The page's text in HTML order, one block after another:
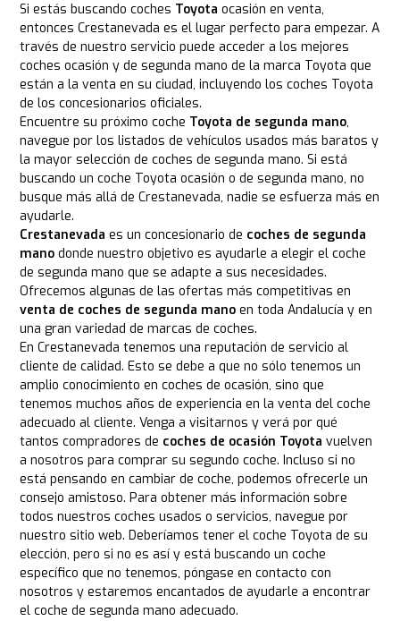
Si estás buscando coches Toyota ocasión en venta,
entonces Crestanevada es el lugar perfecto para empezar. A
través de nuestro servicio puede acceder a los mejores
coches ocasión y de segunda mano de la marca Toyota que
están a la venta en su ciudad, incluyendo los coches Toyota
de los concesionarios oficiales.
Encuentre su próximo coche Toyota de segunda mano,
navegue por los listados de vehículos usados más baratos y
la mayor selección de coches de segunda mano. Si está
buscando un coche Toyota ocasión o de segunda mano, no
busque más allá de Crestanevada, nadie se esfuerza más en
ayudarle.
Crestanevada es un concesionario de coches de segunda
mano donde nuestro objetivo es ayudarle a elegir el coche
de segunda mano que se adapte a sus necesidades.
Ofrecemos algunas de las ofertas más competitivas en
venta de coches de segunda mano en toda Andalucía y en
una gran variedad de marcas de coches.
En Crestanevada tenemos una reputación de servicio al
cliente de calidad. Esto se debe a que no sólo tenemos un
amplio conocimiento en coches de ocasión, sino que
tenemos muchos años de experiencia en la venta del coche
adecuado al cliente. Venga a visitarnos y verá por qué
tantos compradores de coches de ocasión Toyota vuelven
a nosotros para comprar su segundo coche. Incluso si no
está pensando en cambiar de coche, podemos ofrecerle un
consejo amistoso. Para obtener más información sobre
todos nuestros coches usados o servicios, navegue por
nuestro sitio web. Deberíamos tener el coche Toyota de su
elección, pero si no es así y está buscando un coche
específico que no tenemos, póngase en contacto con
nosotros y estaremos encantados de ayudarle a encontrar
el coche de segunda mano adecuado.